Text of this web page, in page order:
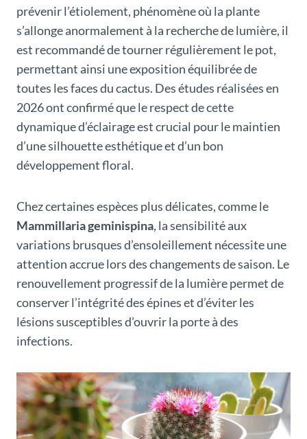
prévenir l’étiolement, phénomène où la plante
s’allonge anormalement à la recherche de lumière, il
est recommandé de tourner régulièrement le pot,
permettant ainsi une exposition équilibrée de
toutes les faces du cactus. Des études réalisées en
2026 ont confirmé que le respect de cette
dynamique d’éclairage est crucial pour le maintien
d’une silhouette esthétique et d’un bon
développement floral.
Chez certaines espèces plus délicates, comme le
Mammillaria geminispina, la sensibilité aux
variations brusques d’ensoleillement nécessite une
attention accrue lors des changements de saison. Le
renouvellement progressif de la lumière permet de
conserver l’intégrité des épines et d’éviter les
lésions susceptibles d’ouvrir la porte à des
infections.